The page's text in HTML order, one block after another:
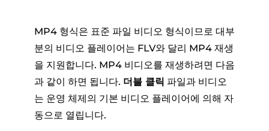
MP4 형식은 표준 파일 비디오 형식이므로 대부
분의 비디오 플레이어는 FLV와 달리 MP4 재생
을 지원합니다. MP4 비디오를 재생하려면 다음
과 같이 하면 됩니다. 더블 클릭 파일과 비디오
는 운영 체제의 기본 비디오 플레이어에 의해 자
동으로 열립니다.